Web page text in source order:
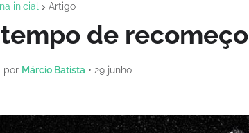
inicial Artigo
tempo de recomeço
por Márcio Batista • 29 junho